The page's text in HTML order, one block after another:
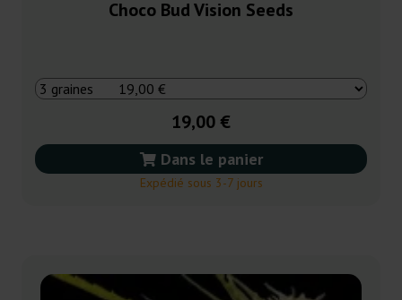
Choco Bud Vision Seeds
19,00 €
Dans le panier
Expédié sous 3-7 jours